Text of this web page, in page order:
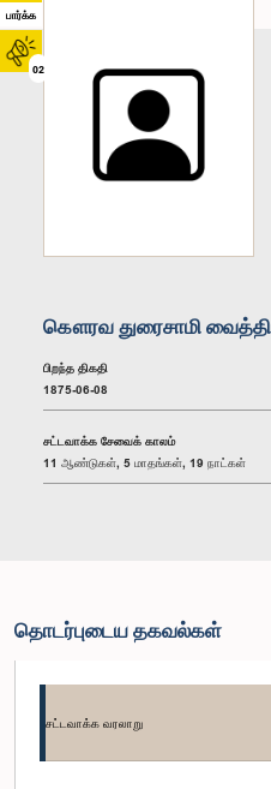
பார்க்க
02
கௌரவ துரைசாமி
பிறந்த திகதி
1875-06-08
சட்டவாக்க சேவைக் காலம்
11 ஆண்டுகள், 5 மாதங்கள், 19 நாட்கள்
தொடர்புடைய தகவல்கள்
சட்டவாக்க வரலாறு